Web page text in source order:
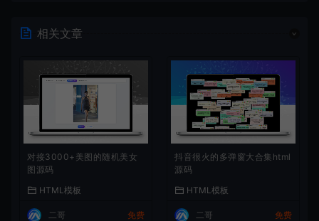
相关文章
对接3000+美图的随机美女
图源码
HTML模板
二哥 免费
抖音很火的多弹窗大合集html
源码
HTML模板
二哥 免费